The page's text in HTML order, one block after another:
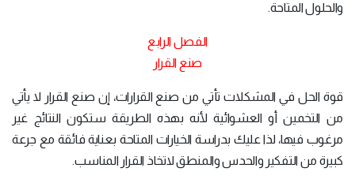
والحلول المتاحة.
الفصل الرابع
صنع القرار
قوة الحل في المشكلات تأتي من صنع القرارات، إن صنع القرار لا يأتي
من التخمين أو العشوائية لأنه بهذه الطريقة ستكون النتائج غير
مرغوب فيها، لذا عليك بدراسة الخيارات المتاحة بعناية فائقة مع جرعة
كبيرة من التفكير والحدس والمنطق لاتخاذ القرار المناسب.